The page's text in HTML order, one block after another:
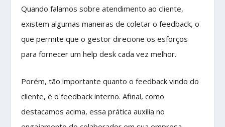
Quando falamos sobre atendimento ao cliente,
existem algumas maneiras de coletar o feedback, o
que permite que o gestor direcione os esforços
para fornecer um help desk cada vez melhor.
Porém, tão importante quanto o feedback vindo do
cliente, é o feedback interno. Afinal, como
destacamos acima, essa prática auxilia no